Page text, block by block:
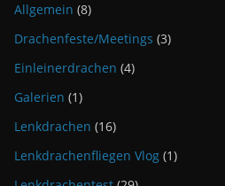
Allgemein (8)
Drachenfeste/Meetings (3)
Einleinerdrachen (4)
Galerien (1)
Lenkdrachen (16)
Lenkdrachenfliegen Vlog (1)